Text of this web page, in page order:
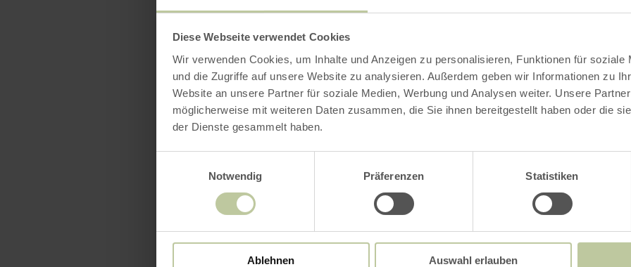
Diese Webseite verwendet Cookies
Wir verwenden Cookies, um Inhalte und Anzeigen zu personalisieren, Funktionen für soziale
und die Zugriffe auf unsere Website zu analysieren. Außerdem geben wir Informationen zu
Website an unsere Partner für soziale Medien, Werbung und Analysen weiter. Unsere
möglicherweise mit weiteren Daten zusammen, die Sie ihnen bereitgestellt haben oder die
der Dienste gesammelt haben.
Notwendig
Präferenzen Statistiken
Ablehnen Auswahl erlauben
E-Bike
Hauptstraße 7
54597
(0049) 06561